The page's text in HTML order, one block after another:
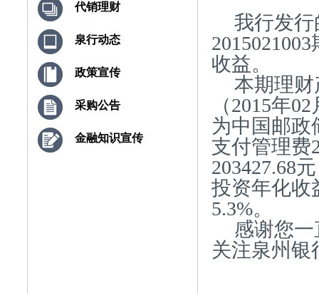
代销理财
泉行动态
政策宣传
采购公告
金融知识宣传
我行发行
收益。
本期理财
（2015年
为中国邮政
支付管理费
203427.68
投资年化收
5.3%。
感谢您
关注泉州银